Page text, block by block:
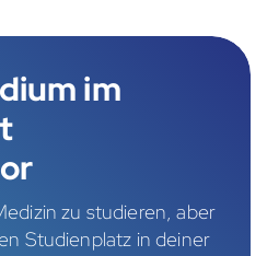
im
zu studieren, aber
Studienplatz in deiner